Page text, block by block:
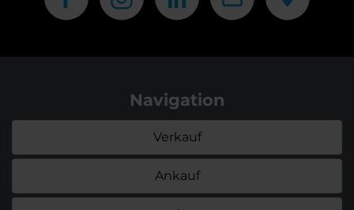
Navigation
Verkauf
Ankauf